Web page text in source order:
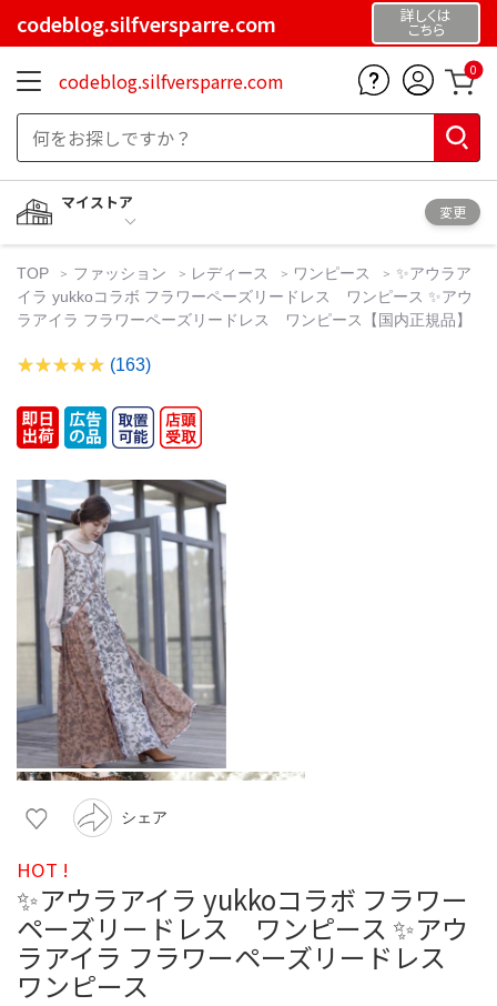
codeblog.silfversparre.com 詳しくは
こちら
codeblog.silfversparre.com 0
マイストア
変更
TOP ファッション レディース ワンピース
✨アウラア
イラ yukkoコラボ フラワーペーズリードレス ワンピース ✨アウ
ラアイラ フラワーペーズリードレス ワンピース【国内正規品】
(163)
シェア
HOT !
✨アウラアイラ yukkoコラボ フラワー
ペーズリードレス ワンピース ✨アウ
ラアイラ フラワーペーズリードレス
ワンピース